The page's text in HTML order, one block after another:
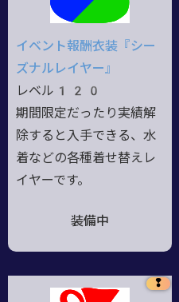
イベント報酬衣装『シー
ズナルレイヤー』
レベル120
期間限定だったり実績解
除すると入手できる、水
着などの各種着せ替えレ
イヤーです。
装備中
❢